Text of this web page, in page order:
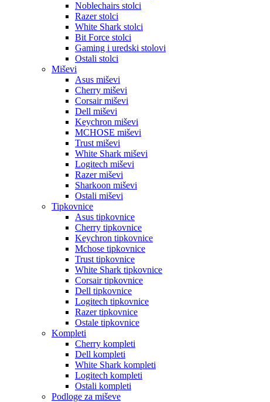
Noblechairs stolci
Razer stolci
White Shark stolci
Bit Force stolci
Gaming i uredski stolovi
Ostali stolci
Miševi
Asus miševi
Cherry miševi
Corsair miševi
Dell miševi
Keychron miševi
MCHOSE miševi
Trust miševi
White Shark miševi
Logitech miševi
Razer miševi
Sharkoon miševi
Ostali miševi
Tipkovnice
Asus tipkovnice
Cherry tipkovnice
Keychron tipkovnice
Mchose tipkovnice
Trust tipkovnice
White Shark tipkovnice
Corsair tipkovnice
Dell tipkovnice
Logitech tipkovnice
Razer tipkovnice
Ostale tipkovnice
Kompleti
Cherry kompleti
Dell kompleti
White Shark kompleti
Logitech kompleti
Ostali kompleti
Podloge za miševe